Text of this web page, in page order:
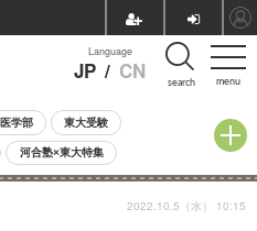
menu
Language
JP / CN search
医学部 東大受験
河合塾×東大特集
中学受験 小学校受験
2022.10.5（水） 10:15